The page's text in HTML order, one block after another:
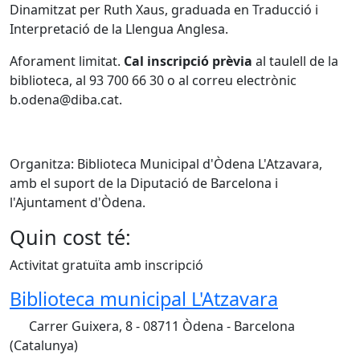
Dinamitzat per Ruth Xaus, graduada en Traducció i
Interpretació de la Llengua Anglesa.
Aforament limitat. Cal inscripció prèvia al taulell de la
biblioteca, al 93 700 66 30 o al correu electrònic
b.odena@diba.cat.
Organitza: Biblioteca Municipal d'Òdena L'Atzavara,
amb el suport de la Diputació de Barcelona i
l'Ajuntament d'Òdena.
Quin cost té:
Activitat gratuïta amb inscripció
Biblioteca municipal L'Atzavara
Carrer Guixera, 8 - 08711 Òdena - Barcelona
(Catalunya)